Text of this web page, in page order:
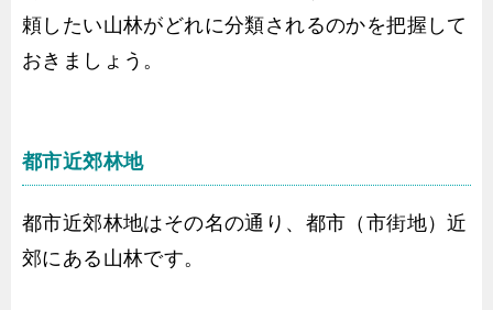
頼したい山林がどれに分類されるのかを把握して
おきましょう。
都市近郊林地
都市近郊林地はその名の通り、都市（市街地）近
郊にある山林です。